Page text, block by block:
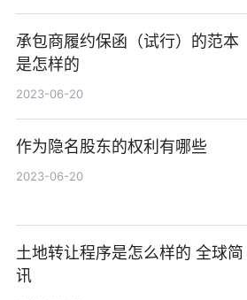
承包商履约保函（试行）的范本
是怎样的
2023-06-20
作为隐名股东的权利有哪些
2023-06-20
土地转让程序是怎么样的 全球简
讯